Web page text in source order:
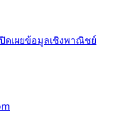
ดเผยข้อมูลเชิงพาณิชย์